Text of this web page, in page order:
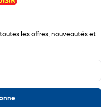
les offres, nouveautés et